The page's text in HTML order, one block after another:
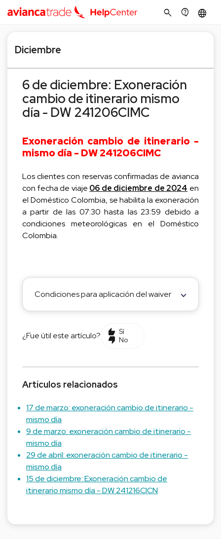
search contact_support language
Diciembre
6 de diciembre: Exoneración
cambio de itinerario mismo
día - DW 241206CIMC
Exoneración cambio de itinerario -
mismo día - DW 241206CIMC
Los clientes con reservas confirmadas de avianca
con fecha de viaje 06 de diciembre de 2024 en
el Doméstico Colombia, se habilita la exoneración
a partir de las 07:30 hasta las 23:59 debido a
condiciones meteorológicas en el Doméstico
Colombia.
Condiciones para aplicación del waiver
¿Fue útil este artículo?
Sí
No
Artículos relacionados
17 de marzo: exoneración cambio de itinerario -
mismo día
9 de marzo: exoneración cambio de itinerario -
mismo día
29 de abril: exoneración cambio de itinerario -
mismo día
15 de diciembre: Exoneración cambio de
itinerario mismo día - DW 241216CICN